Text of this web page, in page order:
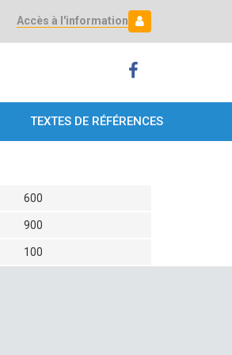
Mon
espace
Mon espace
Accès à l'information
TEXTES DE RÉFÉRENCES
600
900
100